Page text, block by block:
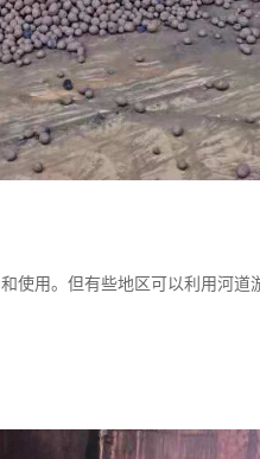
用。但有些地区可以利用河道